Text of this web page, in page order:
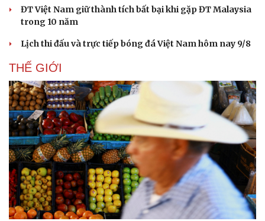
ĐT Việt Nam giữ thành tích bất bại khi gặp ĐT Malaysia
trong 10 năm
Lịch thi đấu và trực tiếp bóng đá Việt Nam hôm nay 9/8
THẾ GIỚI